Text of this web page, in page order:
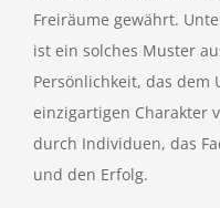
Freiräume gewährt.
ist ein solches Muster
Persönlichkeit, das dem
einzigartigen Charakter
durch Individuen, das
und den Erfolg.